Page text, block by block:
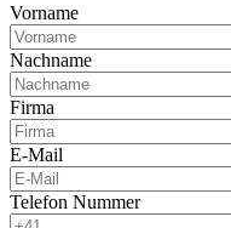
Vorname
Nachname
Firma
E-Mail
Telefon Nummer